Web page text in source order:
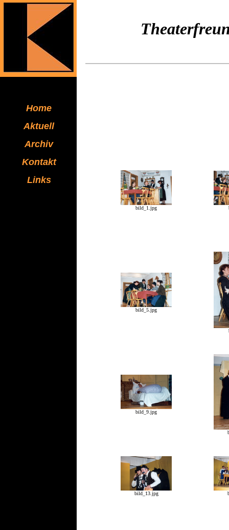
bild_1.jpg
bild_5.jpg
bild_9.jpg
bild_13.jpg
Home
Aktuell
Archiv
Kontakt
Links